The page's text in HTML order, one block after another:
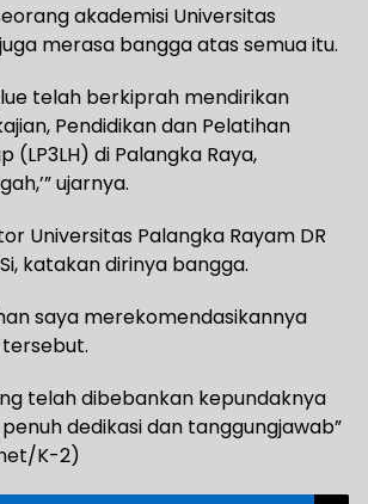
akademisi Universitas
merasa bangga atas semua itu.
telah berkiprah mendirikan
Pendidikan dan Pelatihan
(LP3LH) di Palangka Raya,
ujarnya.
Universitas Palangka Rayam DR
katakan dirinya bangga.
saya merekomendasikannya
telah dibebankan kepundaknya
dedikasi dan tanggungjawab”
K-2)